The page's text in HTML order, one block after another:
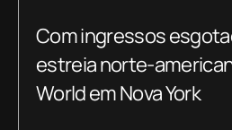
Com ingressos
estreia norte-
World em Nova York